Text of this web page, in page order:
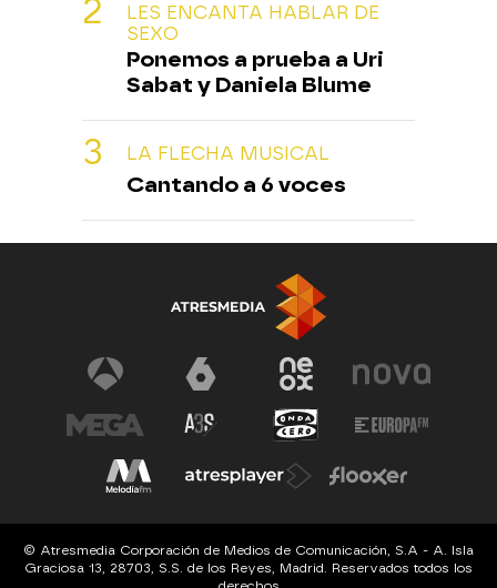
LES ENCANTA HABLAR DE
SEXO
Ponemos a prueba a Uri
Sabat y Daniela Blume
LA FLECHA MUSICAL
Cantando a 6 voces
© Atresmedia Corporación de Medios de Comunicación, S.A - A. Isla
Graciosa 13, 28703, S.S. de los Reyes, Madrid. Reservados todos los